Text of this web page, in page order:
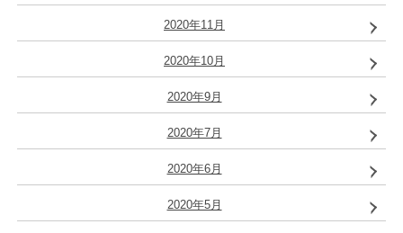
2020年11月
2020年10月
2020年9月
2020年7月
2020年6月
2020年5月